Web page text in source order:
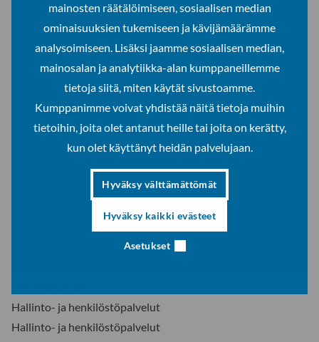
mainosten räätälöimiseen, sosiaalisen median
ominaisuuksien tukemiseen ja kävijämäärämme
analysoimiseen. Lisäksi jaamme sosiaalisen median,
mainosalan ja analytiikka-alan kumppaneillemme
tietoja siitä, miten käytät sivustoamme.
Kumppanimme voivat yhdistää näitä tietoja muihin
tietoihin, joita olet antanut heille tai joita on kerätty,
kun olet käyttänyt heidän palvelujaan.
Hyväksy välttämättömät
Hyväksy kaikki evästeet
Asetukset
LUC-palveluiden johto
Hallinto- ja henkilöstöpalvelut
Hallinto- ja henkilöstöpalvelut